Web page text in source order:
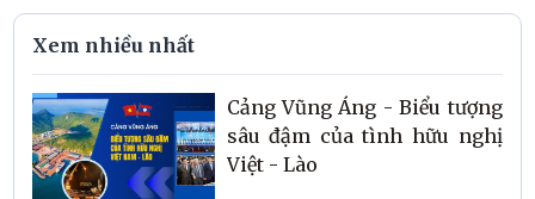
Xem nhiều nhất
Cảng Vũng Áng - Biểu tượng
sâu đậm của tình hữu nghị
Việt - Lào